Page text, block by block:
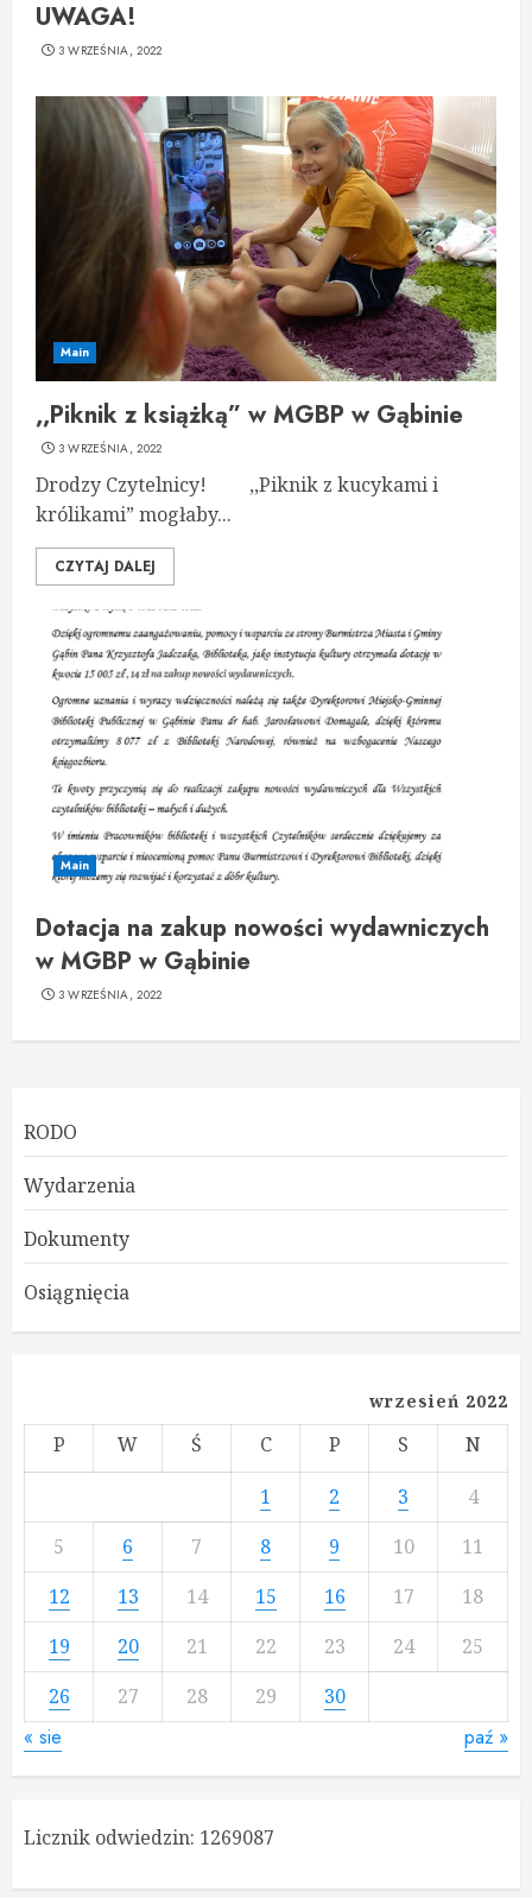
UWAGA!
3 WRZEŚNIA, 2022
Main
,,Piknik z książką” w MGBP w Gąbinie
3 WRZEŚNIA, 2022
Drodzy Czytelnicy! ,,Piknik z kucykami i
królikami” mogłaby...
CZYTAJ DALEJ
Main
Dotacja na zakup nowości wydawniczych
w MGBP w Gąbinie
3 WRZEŚNIA, 2022
RODO
Wydarzenia
Dokumenty
Osiągnięcia
wrzesień 2022
P W Ś C P S
N
1
2 3
4
5
6 7 8 9 10
11
12
13 14 15 16 17
18
19
20 21 22 23 24
25
26
27 28 29 30
« sie paź »
Licznik odwiedzin: 1269087